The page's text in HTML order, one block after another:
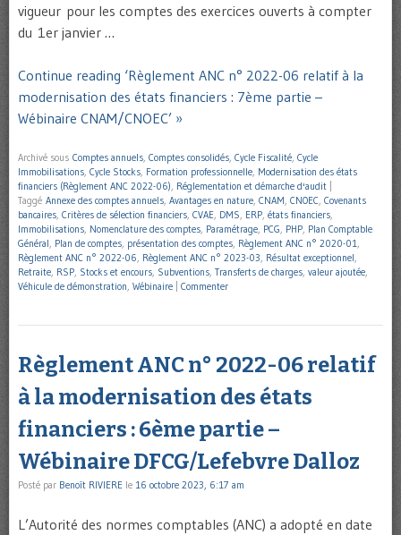
vigueur pour les comptes des exercices ouverts à compter
du 1er janvier …
Continue reading ‘Règlement ANC n° 2022-06 relatif à la
modernisation des états financiers : 7ème partie –
Wébinaire CNAM/CNOEC’ »
Archivé sous Comptes annuels, Comptes consolidés, Cycle Fiscalité, Cycle
Immobilisations, Cycle Stocks, Formation professionnelle, Modernisation des états
financiers (Règlement ANC 2022-06), Réglementation et démarche d'audit
Taggé Annexe des comptes annuels, Avantages en nature, CNAM, CNOEC, Covenants
bancaires, Critères de sélection financiers, CVAE, DMS, ERP, états financiers,
Immobilisations, Nomenclature des comptes, Paramétrage, PCG, PHP, Plan Comptable
Général, Plan de comptes, présentation des comptes, Règlement ANC n° 2020-01,
Règlement ANC n° 2022-06, Règlement ANC n° 2023-03, Résultat exceptionnel,
Retraite, RSP, Stocks et encours, Subventions, Transferts de charges, valeur ajoutée,
Véhicule de démonstration, Wébinaire Commenter
Règlement ANC n° 2022-06 relatif
à la modernisation des états
financiers : 6ème partie –
Wébinaire DFCG/Lefebvre Dalloz
Posté par Benoît RIVIERE le 16 octobre 2023, 6:17 am
L’Autorité des normes comptables (ANC) a adopté en date